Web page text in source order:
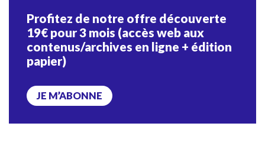
Profitez de notre offre découverte
19€ pour 3 mois (accès web aux
contenus/archives en ligne + édition
papier)
JE M’ABONNE